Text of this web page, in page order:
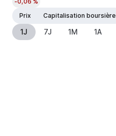
Prix
Capitalisation boursière
1J 7J 1M 1A